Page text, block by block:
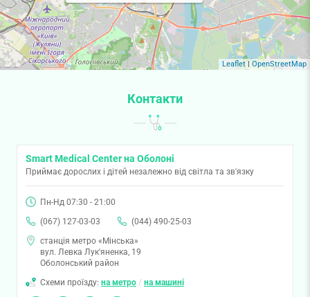
Leaflet| OpenStreetMap
Контакти
Smart Medical Center на Оболоні
Приймає дорослих і дітей незалежно від світла та зв'язку
Пн-Нд 07:30 - 21:00
(067) 127-03-03
(044) 490-25-03
станція метро «Мінська»
вул. Левка Лук'яненка, 19
Оболонський район
Схеми проїзду: на метро / на машині